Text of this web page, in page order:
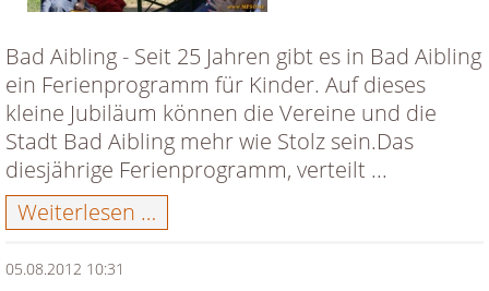
Bad Aibling - Seit 25 Jahren gibt es in Bad Aibling
ein Ferienprogramm für Kinder. Auf dieses
kleine Jubiläum können die Vereine und die
Stadt Bad Aibling mehr wie Stolz sein.Das
diesjährige Ferienprogramm, verteilt ...
Weiterlesen …
MFC-
05.08.2012 10:31